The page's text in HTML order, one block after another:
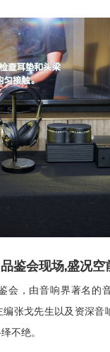
品鉴会现场,盛况空
会，由音响界著名的
编张戈先生以及资深音
不绝。